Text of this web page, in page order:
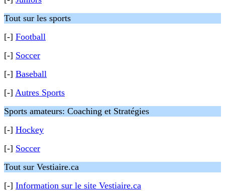
Tout sur les sports
[-] Football
[-] Soccer
[-] Baseball
[-] Autres Sports
Sports amateurs: Coaching et Stratégies
[-] Hockey
[-] Soccer
Tout sur Vestiaire.ca
[-] Information sur le site Vestiaire.ca